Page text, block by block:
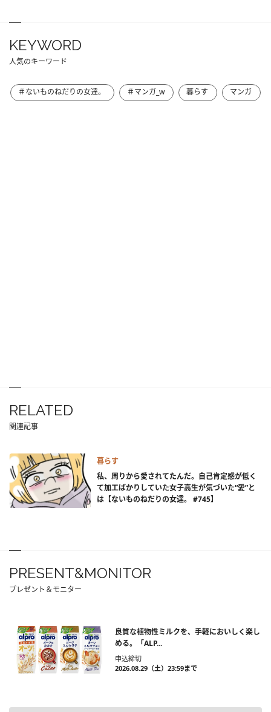
KEYWORD
人気のキーワード
＃ないものねだりの女達。 ＃マンガ_w 暮らす マンガ
RELATED
関連記事
暮らす
私、周りから愛されてたんだ。自己肯定感が低く
て加工ばかりしていた女子高生が気づいた“愛”と
は【ないものねだりの女達。 #745】
PRESENT&MONITOR
プレゼント＆モニター
良質な植物性ミルクを、手軽においしく楽し
める。「ALP...
申込締切
2026.08.29（土）23:59まで